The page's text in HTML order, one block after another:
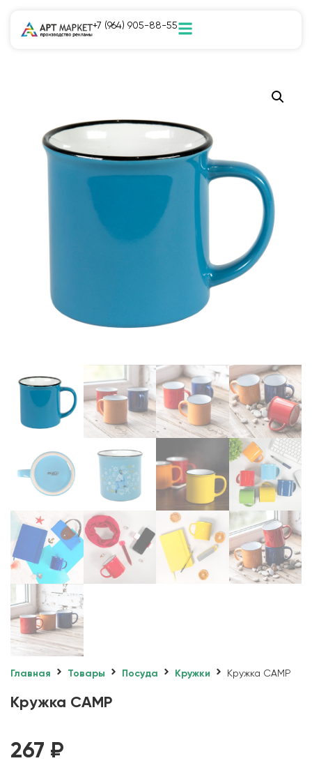
+7 (964) 905-88-55
Главная Товары Посуда Кружки Кружка CAMP
Кружка CAMP
267 ₽